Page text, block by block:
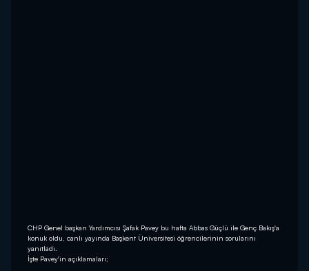
CHP Genel başkan Yardımcısı Şafak Pavey bu hafta Abbas Güçlü ile Genç Bakış'a
konuk oldu, canlı yayında Başkent Üniversitesi öğrencilerinin sorularını
yanıtladı.
İşte Pavey'in açıklamaları;